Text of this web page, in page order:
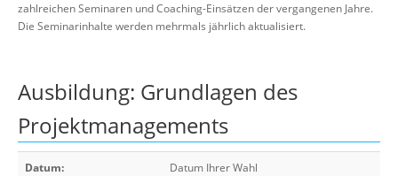
zahlreichen Seminaren und Coaching-Einsätzen der vergangenen Jahre.
Die Seminarinhalte werden mehrmals jährlich aktualisiert.
Ausbildung: Grundlagen des
Projektmanagements
Datum:
Datum Ihrer Wahl